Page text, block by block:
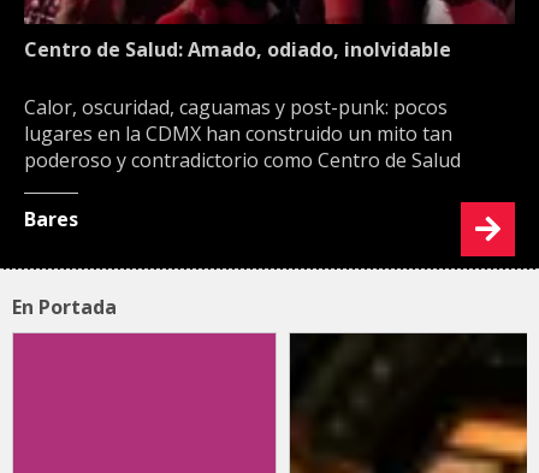
Centro de Salud: Amado, odiado, inolvidable
Calor, oscuridad, caguamas y post-punk: pocos
lugares en la CDMX han construido un mito tan
poderoso y contradictorio como Centro de Salud
Bares
En Portada